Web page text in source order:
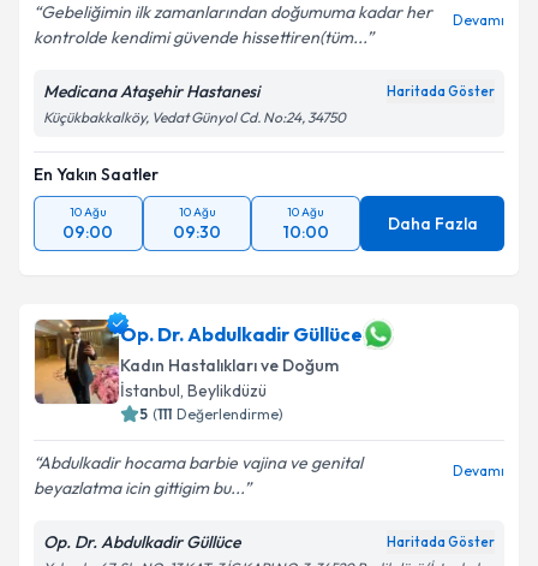
Gebeliğimin ilk zamanlarından doğumuma kadar her
kontrolde kendimi güvende hissettiren(tüm...
Devamı
Medicana Ataşehir Hastanesi Haritada Göster
Küçükbakkalköy, Vedat Günyol Cd. No:24, 34750
En Yakın Saatler
10 Ağu
09:00
10 Ağu
09:30
10 Ağu
10:00 Daha Fazla
Op. Dr. Abdulkadir Güllüce
Kadın Hastalıkları ve Doğum
İstanbul, Beylikdüzü
5 (111 Değerlendirme)
Abdulkadir hocama barbie vajina ve genital
beyazlatma icin gittigim bu...
Devamı
Op. Dr. Abdulkadir Güllüce Haritada Göster